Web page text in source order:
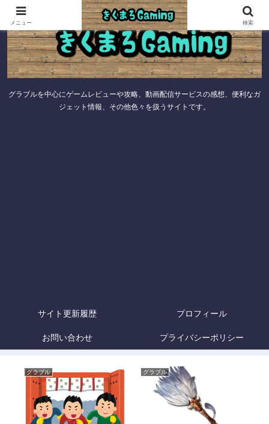
グラブルを中心にゲームレビューや攻略、動画配信サービスの感想、便利なガ
ジェット情報、その他色々を扱うサイトです。
サイト更新履歴 プロフィール
お問い合わせ プライバシーポリシー
グラブル グラブル
メニュー 検索